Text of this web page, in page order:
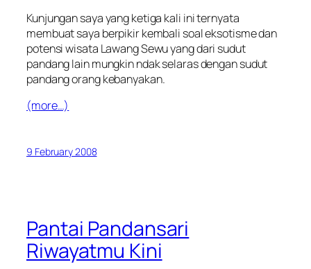
Kunjungan saya yang ketiga kali ini ternyata
membuat saya berpikir kembali soal eksotisme dan
potensi wisata Lawang Sewu yang dari sudut
pandang lain mungkin ndak selaras dengan sudut
pandang orang kebanyakan.
(more…)
9 February 2008
Pantai Pandansari
Riwayatmu Kini